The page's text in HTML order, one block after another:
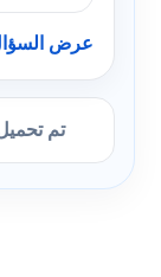
عرض السؤال
تم